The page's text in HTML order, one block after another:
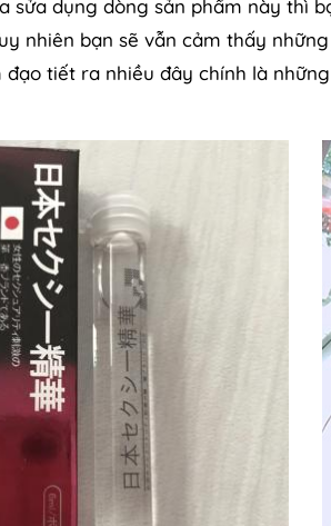
sửa dụng dòng sản phẩm này thì
nhiên bạn sẽ vẫn cảm thấy
đạo tiết ra nhiều đây chính là